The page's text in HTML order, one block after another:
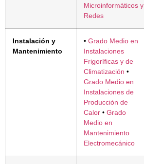
Microinformáticos y
Redes
Instalación y
Mantenimiento
• Grado Medio en
Instalaciones
Frigoríficas y de
Climatización •
Grado Medio en
Instalaciones de
Producción de
Calor • Grado
Medio en
Mantenimiento
Electromecánico